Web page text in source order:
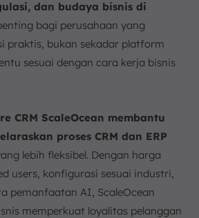
dan budaya bisnis di
bagi perusahaan yang
praktis, bukan sekadar platform
sesuai dengan cara kerja bisnis
CRM ScaleOcean membantu
proses CRM dan ERP
lebih fleksibel. Dengan harga
users, konfigurasi sesuai industri,
pemanfaatan AI, ScaleOcean
memperkuat loyalitas pelanggan